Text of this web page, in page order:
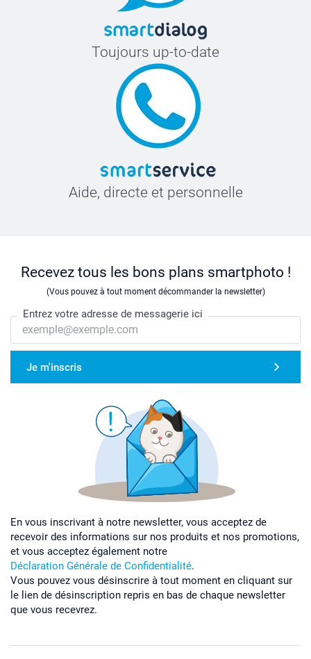
Toujours up-to-date
Aide, directe et personnelle
Recevez tous les bons plans smartphoto !
(Vous pouvez à tout moment décommander la newsletter)
Entrez votre adresse de messagerie ici
Je m'inscris
En vous inscrivant à notre newsletter, vous acceptez de
recevoir des informations sur nos produits et nos promotions,
et vous acceptez également notre
Déclaration Générale de Confidentialité.
Vous pouvez vous désinscrire à tout moment en cliquant sur
le lien de désinscription repris en bas de chaque newsletter
que vous recevrez.